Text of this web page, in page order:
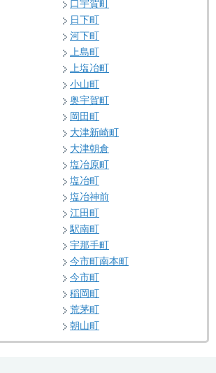
口宇賀町
日下町
河下町
上島町
上塩冶町
小山町
奥宇賀町
岡田町
大津新崎町
大津朝倉
塩冶原町
塩冶町
塩冶神前
江田町
駅南町
宇那手町
今市町南本町
今市町
稲岡町
荒茅町
朝山町